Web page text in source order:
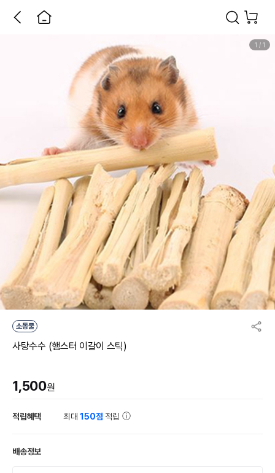
1 / 1
소동물
사탕수수 (햄스터 이갈이 스틱)
1,500원
적립혜택 최대150점 적립
배송정보